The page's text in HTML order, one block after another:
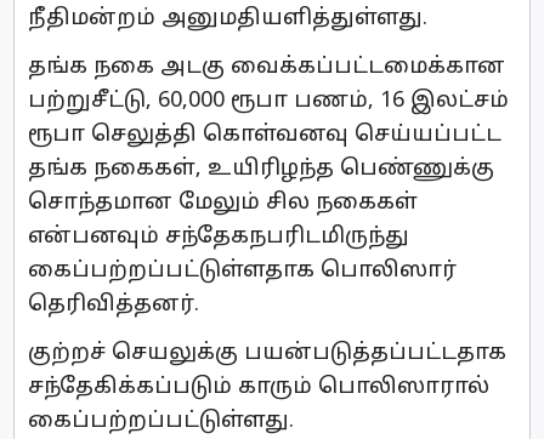
நீதிமன்றம் அனுமதியளித்துள்ளது.
தங்க நகை அடகு வைக்கப்பட்டமைக்கான
பற்றுசீட்டு, 60,000 ரூபா பணம், 16 இலட்சம்
ரூபா செலுத்தி கொள்வனவு செய்யப்பட்ட
தங்க நகைகள், உயிரிழந்த பெண்ணுக்கு
சொந்தமான மேலும் சில நகைகள்
என்பனவும் சந்தேகநபரிடமிருந்து
கைப்பற்றப்பட்டுள்ளதாக பொலிஸார்
தெரிவித்தனர்.
குற்றச் செயலுக்கு பயன்படுத்தப்பட்டதாக
சந்தேகிக்கப்படும் காரும் பொலிஸாரால்
கைப்பற்றப்பட்டுள்ளது.